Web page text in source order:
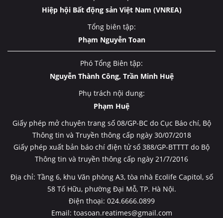
Hiệp hội Bất động sản Việt Nam (VNREA)
Tổng biên tập:
Phạm Nguyễn Toan
Phó Tổng Biên tập:
Nguyễn Thành Công, Trần Minh Huệ
Phụ trách nội dung:
Phạm Huệ
Giấy phép mở chuyên trang số 08/GP-BC do Cục Báo chí, Bộ
Thông tin và Truyền thông cấp ngày 30/07/2018
Giấy phép xuất bản báo chí điện tử số 388/GP-BTTTT do Bộ
Thông tin và truyền thông cấp ngày 21/7/2016
Địa chỉ: Tầng 6, khu Văn phòng A3, tòa nhà Ecolife Capitol, số
58 Tố Hữu, phường Đại Mỗ, TP. Hà Nội.
Điện thoại: 024.6666.0899
Email: toasoan.reatimes@gmail.com